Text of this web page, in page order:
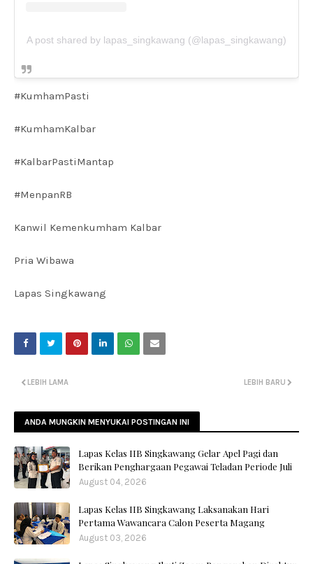
A post shared by lapas_singkawang (@lapas_singkawang)
#KumhamPasti
#KumhamKalbar
#KalbarPastiMantap
#MenpanRB
Kanwil Kemenkumham Kalbar
Pria Wibawa
Lapas Singkawang
LEBIH BARU
LEBIH LAMA
ANDA MUNGKIN MENYUKAI POSTINGAN INI
Lapas Kelas IIB Singkawang Gelar Apel Pagi dan
Berikan Penghargaan Pegawai Teladan Periode Juli
August 04, 2026
Lapas Kelas IIB Singkawang Laksanakan Hari
Pertama Wawancara Calon Peserta Magang
August 03, 2026